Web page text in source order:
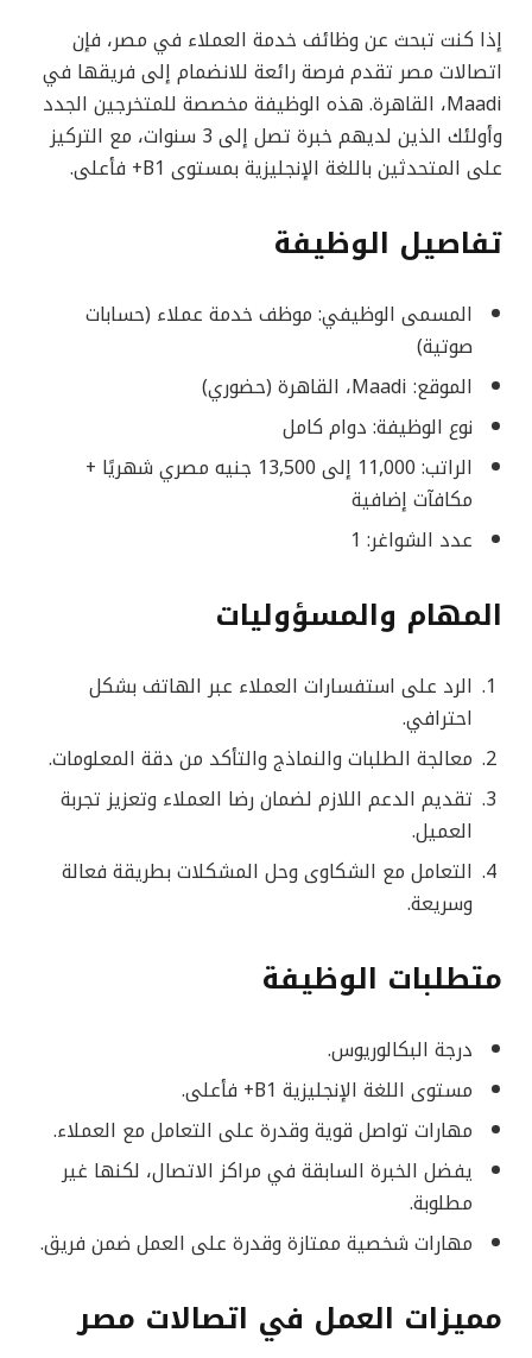
إذا كنت تبحث عن وظائف خدمة العملاء في مصر، فإن
اتصالات مصر تقدم فرصة رائعة للانضمام إلى فريقها في
Maadi، القاهرة. هذه الوظيفة مخصصة للمتخرجين الجدد
وأولئك الذين لديهم خبرة تصل إلى 3 سنوات، مع التركيز
على المتحدثين باللغة الإنجليزية بمستوى B1+ فأعلى.
تفاصيل الوظيفة
المسمى الوظيفي: موظف خدمة عملاء (حسابات
صوتية)
الموقع: Maadi، القاهرة (حضوري)
نوع الوظيفة: دوام كامل
الراتب: 11,000 إلى 13,500 جنيه مصري شهريًا +
مكافآت إضافية
عدد الشواغر: 1
المهام والمسؤوليات
الرد على استفسارات العملاء عبر الهاتف بشكل
احترافي.
معالجة الطلبات والنماذج والتأكد من دقة المعلومات.
تقديم الدعم اللازم لضمان رضا العملاء وتعزيز تجربة
العميل.
التعامل مع الشكاوى وحل المشكلات بطريقة فعالة
وسريعة.
متطلبات الوظيفة
درجة البكالوريوس.
مستوى اللغة الإنجليزية B1+ فأعلى.
مهارات تواصل قوية وقدرة على التعامل مع العملاء.
يفضل الخبرة السابقة في مراكز الاتصال، لكنها غير
مطلوبة.
مهارات شخصية ممتازة وقدرة على العمل ضمن فريق.
مميزات العمل في اتصالات مصر